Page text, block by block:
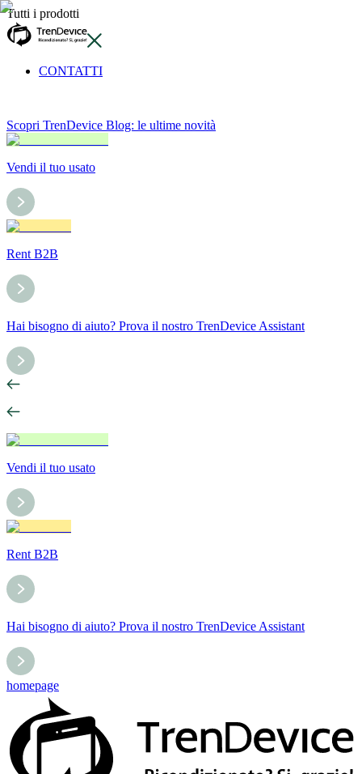
Tutti i prodotti
CONTATTI
Scopri TrenDevice Blog: le ultime novità
Vendi il tuo usato
Rent B2B
Hai bisogno di aiuto? Prova il nostro TrenDevice Assistant
Vendi il tuo usato
Rent B2B
Hai bisogno di aiuto? Prova il nostro TrenDevice Assistant
homepage